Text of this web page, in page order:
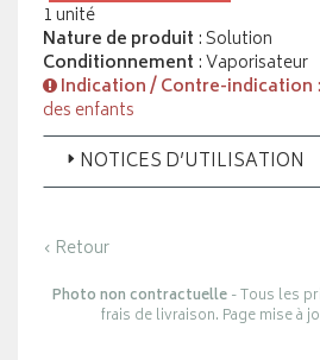
1 unité
Nature de produit : Solution
Conditionnement : Vaporisateur
Indication / Contre-indication
des enfants
NOTICES D’UTILISATION
‹ Retour
Photo non contractuelle- Tous les
frais de livraison. Page mise à